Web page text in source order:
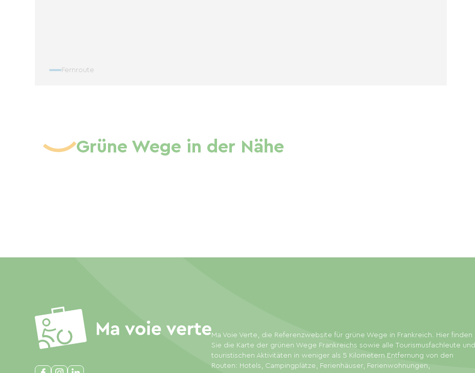
Fernroute
Grüne Wege in der Nähe
Ma Voie Verte, die Referenzwebsite für grüne Wege in Frankreich. Hier finden
Sie die Karte der grünen Wege Frankreichs sowie alle Tourismusfachleute und
touristischen Aktivitäten in weniger als 5 Kilometern Entfernung von den
Routen: Hotels, Campingplätze, Ferienhäuser, Ferienwohnungen,